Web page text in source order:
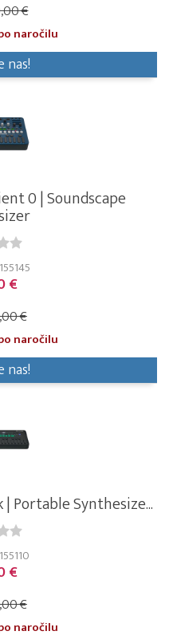
€
naročilu
nas!
0 | Soundscape
€
€
naročilu
nas!
| Portable Synthesize...
€
€
naročilu